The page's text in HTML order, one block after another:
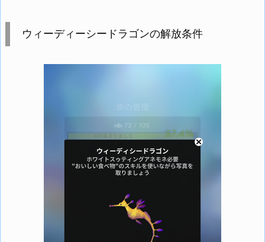
ウィーディーシードラゴンの解放条件